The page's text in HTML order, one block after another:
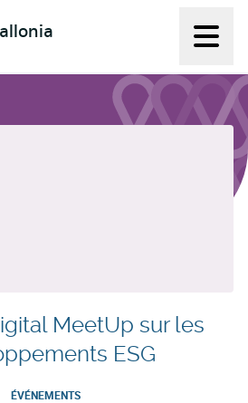
MeetUp sur les
ESG
ÉVÉNEMENTS